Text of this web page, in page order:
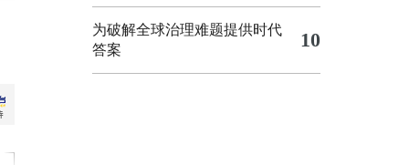
为破解全球治理难题提供时代
答案
10